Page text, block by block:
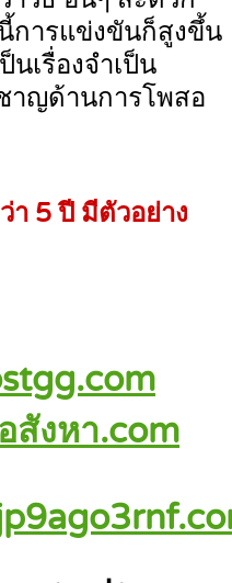
การแข่งขันก็สูงขึ้น
นเรื่องจำเป็น
ชาญด้านการโพสอ
5 ปี มีตัวอย่าง
สังหา.com